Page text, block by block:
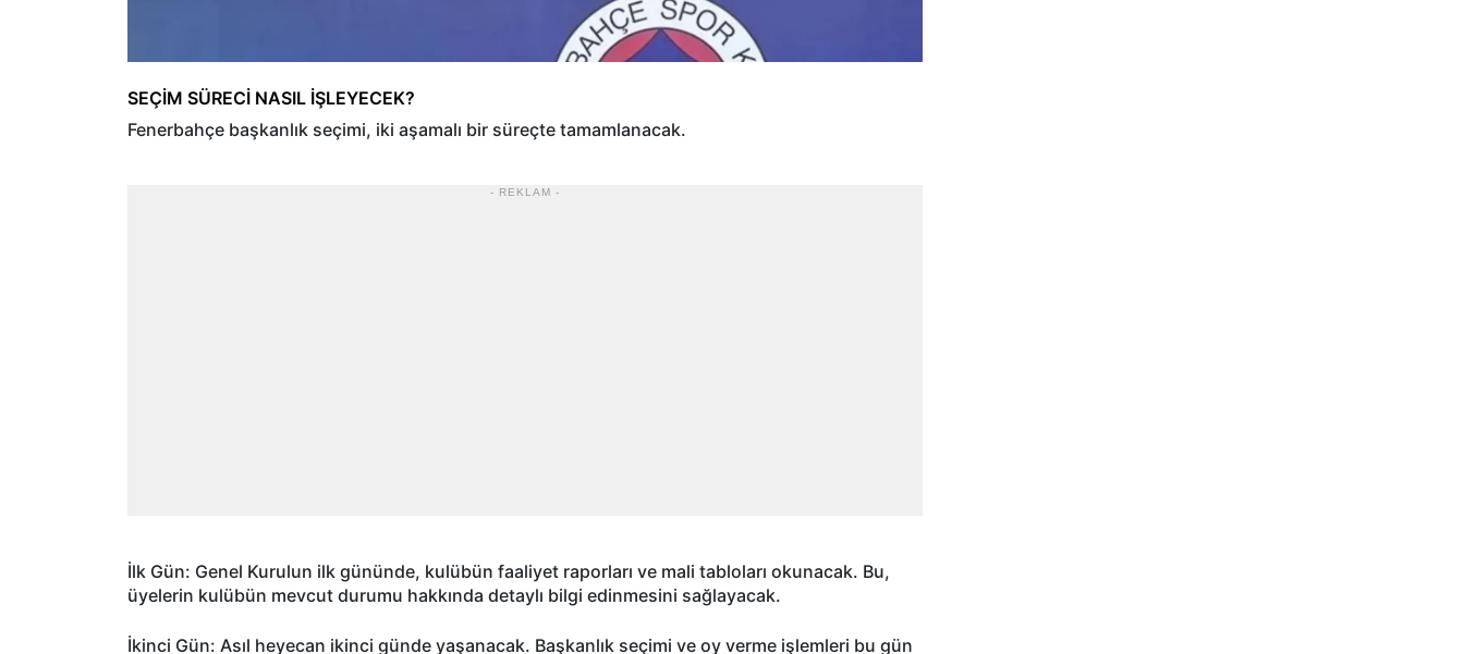
SEÇİM SÜRECİ NASIL İŞLEYECEK?
Fenerbahçe başkanlık seçimi, iki aşamalı bir süreçte tamamlanacak.
- REKLAM -
İlk Gün: Genel Kurulun ilk gününde, kulübün faaliyet raporları ve mali tabloları okunacak. Bu,
üyelerin kulübün mevcut durumu hakkında detaylı bilgi edinmesini sağlayacak.
İkinci Gün: Asıl heyecan ikinci günde yaşanacak. Başkanlık seçimi ve oy verme işlemleri bu gün